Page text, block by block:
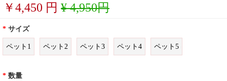
￥4,450 円 ¥ 4,950円
* サイズ
ペット1 ペット2 ペット3 ペット4 ペット5
* 数量